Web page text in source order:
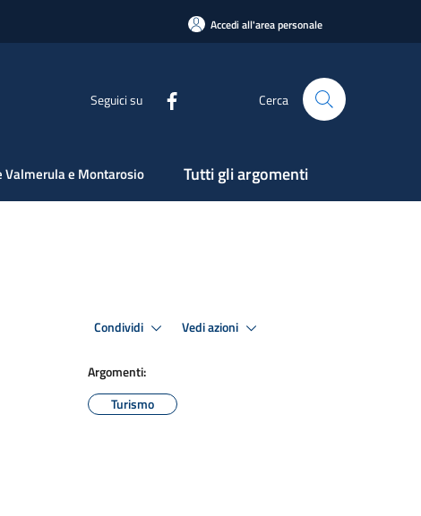
Accedi all'area personale
Seguici su Cerca
Valmerula e Montarosio Tutti gli argomenti
Condividi Vedi azioni
Argomenti:
Turismo